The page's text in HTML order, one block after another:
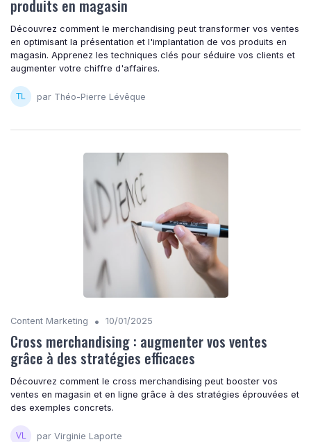
produits en magasin
Découvrez comment le merchandising peut transformer vos ventes
en optimisant la présentation et l'implantation de vos produits en
magasin. Apprenez les techniques clés pour séduire vos clients et
augmenter votre chiffre d'affaires.
par Théo-Pierre Lévêque
Content Marketing • 10/01/2025
Cross merchandising : augmenter vos ventes
grâce à des stratégies efficaces
Découvrez comment le cross merchandising peut booster vos
ventes en magasin et en ligne grâce à des stratégies éprouvées et
des exemples concrets.
par Virginie Laporte